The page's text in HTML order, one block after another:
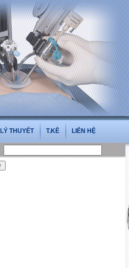
LÝ THUYẾT T.KÊ LIÊN HỆ